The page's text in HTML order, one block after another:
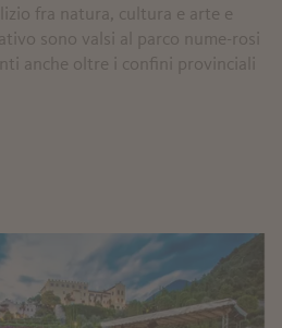
fra natura, cultura e arte e
sono valsi al parco nume-rosi
anche oltre i confini provinciali